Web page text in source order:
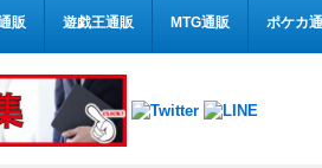
販 遊戯王通販 MTG通販 ポケカ